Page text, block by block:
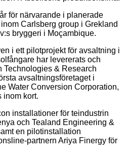
för närvarande i planerade
Carlsberg group i Grekland
bryggeri i Moçambique.
i ett pilotprojekt för avsaltning i
har levererats och
Technologies & Research
avsaltningsföretaget i
Water Conversion Corporation,
inom kort.
installationer för teindustrin
och Tealand Engineering &
en pilotinstallation
partnern Ariya Finergy för